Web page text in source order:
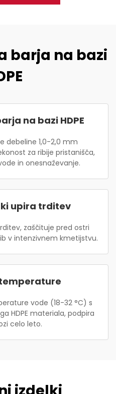
barja na bazi
na bazi HDPE
debeline 1,0-2,0 mm
za ribije pristanišča,
in onesnaževanje.
upira trditev
zaščituje pred ostri
v intenzivnem kmetijstvu.
vode (18-32 °C) s
HDPE materiala, podpira
celo leto.